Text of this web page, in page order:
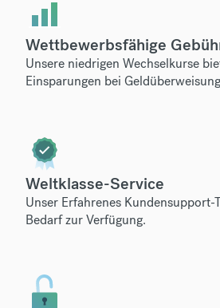
Wettbewerbsfähige
Unsere niedrigen Wechselkurse
Einsparungen bei
Weltklasse-Service
Unser Erfahrenes Kundensupport-
Bedarf zur Verfügung.